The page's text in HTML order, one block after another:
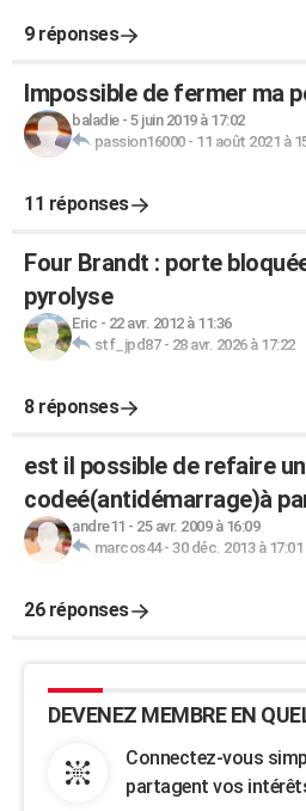
9 réponses
Impossible de fermer ma
baladie- 5 juin 2019 à 17:02
passion16000- 11 août 2021 à
11 réponses
Four Brandt : porte
pyrolyse
Eric - 22 avr. 2012 à 11:36
stf_jpd87- 28 avr. 2026 à 17:22
8 réponses
est il possible de refaire
codeé(antidémarrage)à
andre11 - 25 avr. 2009 à 16:09
marcos44- 30 déc. 2013 à 17:01
26 réponses
DEVENEZ MEMBRE EN
Connectez-vous
partagent vos